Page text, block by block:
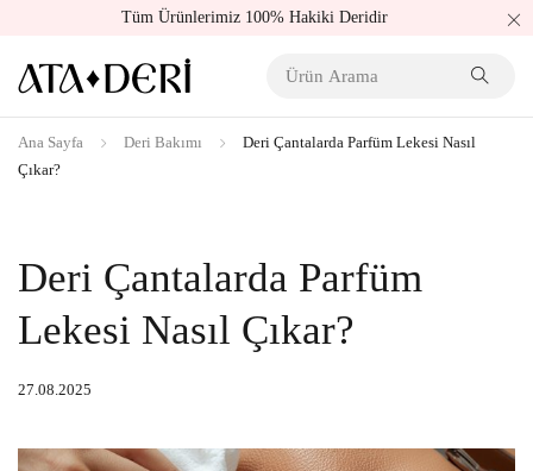
Tüm Ürünlerimiz 100% Hakiki Deridir
Ana Sayfa Deri Bakımı
Deri Çantalarda Parfüm Lekesi Nasıl
Çıkar?
Deri Çantalarda Parfüm
Lekesi Nasıl Çıkar?
27.08.2025